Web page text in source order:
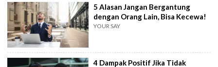
5 Alasan Jangan Bergantung
dengan Orang Lain, Bisa Kecewa!
YOUR SAY
4 Dampak Positif Jika Tidak